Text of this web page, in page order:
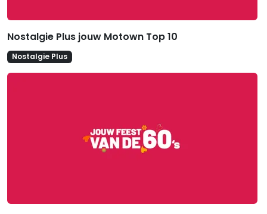
Nostalgie Plus jouw Motown Top 10
Nostalgie Plus